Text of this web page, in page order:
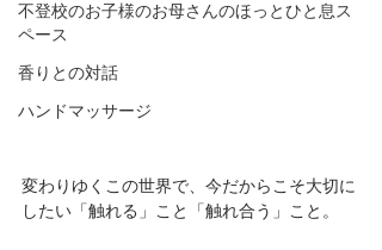
不登校のお子様のお母さんのほっとひと息ス
ペース
香りとの対話
ハンドマッサージ
変わりゆくこの世界で、今だからこそ大切に
したい「触れる」こと「触れ合う」こと。